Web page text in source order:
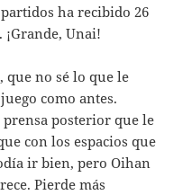
ha recibido 26
Unai!
que no sé lo que le
como antes.
posterior que le
con los espacios que
ir bien, pero Oihan
Pierde más